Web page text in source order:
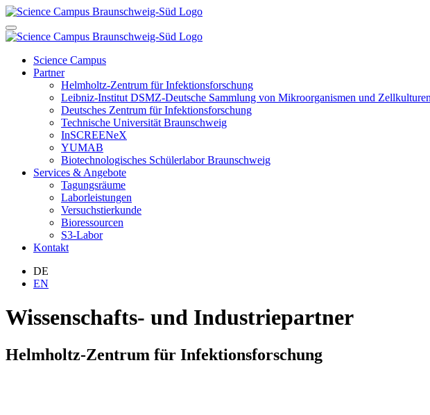
Science Campus
Partner
Helmholtz-Zentrum für Infektionsforschung
Leibniz-Institut DSMZ-Deutsche Sammlung von Mikroorganismen und
Deutsches Zentrum für Infektionsforschung
Technische Universität Braunschweig
InSCREENeX
YUMAB
Biotechnologisches Schülerlabor Braunschweig
Services & Angebote
Tagungsräume
Laborleistungen
Versuchstierkunde
Bioressourcen
S3-Labor
Kontakt
DE
EN
Wissenschafts- und Industriepartner
Helmholtz-Zentrum für Infektionsforschung